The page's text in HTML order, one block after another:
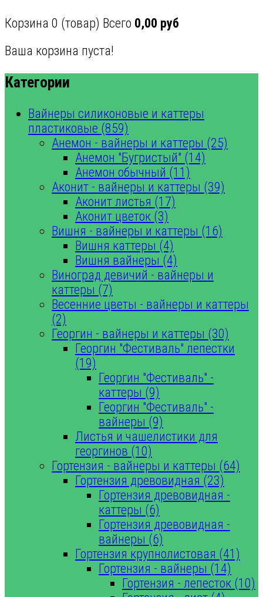
Корзина 0 (товар) Всего 0,00 руб
Ваша корзина пуста!
Категории
Вайнеры силиконовые и каттеры
пластиковые (859)
Анемон - вайнеры и каттеры (25)
Анемон "Бугристый" (14)
Анемон обычный (11)
Аконит - вайнеры и каттеры (39)
Аконит листья (17)
Аконит цветок (3)
Вишня - вайнеры и каттеры (16)
Вишня каттеры (4)
Вишня вайнеры (4)
Виноград девичий - вайнеры и
каттеры (7)
Весенние цветы - вайнеры и каттеры
(2)
Георгин - вайнеры и каттеры (30)
Георгин "Фестиваль" лепестки
(19)
Георгин "Фестиваль" -
каттеры (9)
Георгин "Фестиваль" -
вайнеры (9)
Листья и чашелистики для
георгинов (10)
Гортензия - вайнеры и каттеры (64)
Гортензия древовидная (23)
Гортензия древовидная -
каттеры (6)
Гортензия древовидная -
вайнеры (6)
Гортензия крупнолистовая (41)
Гортензия - вайнеры (14)
Гортензия - лепесток (10)